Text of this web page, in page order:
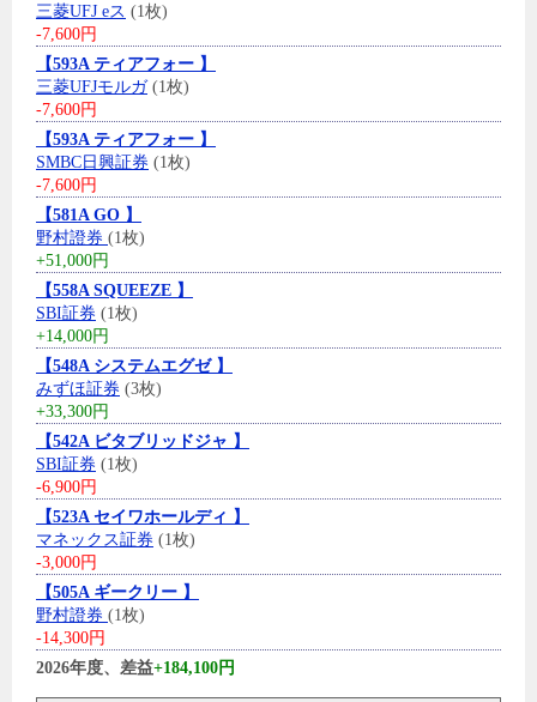
三菱UFJ eス (1枚)
-7,600円
【593A ティアフォー 】
三菱UFJモルガ(1枚)
-7,600円
【593A ティアフォー 】
SMBC日興証券 (1枚)
-7,600円
【581A GO 】
野村證券 (1枚)
+51,000円
【558A SQUEEZE 】
SBI証券 (1枚)
+14,000円
【548A システムエグゼ 】
みずほ証券 (3枚)
+33,300円
【542A ビタブリッドジャ 】
SBI証券 (1枚)
-6,900円
【523A セイワホールディ 】
マネックス証券 (1枚)
-3,000円
【505A ギークリー 】
野村證券 (1枚)
-14,300円
2026年度、差益+184,100円